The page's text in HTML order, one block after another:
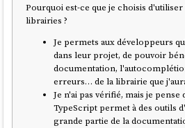
Pourquoi est-ce que je choisis
librairies ?
Je permets aux développeurs
dans leur projet, de pouvoir
documentation,
erreurs… de la librairie que
Je n'ai pas vérifié, mais je pense
TypeScript permet à des outils
grande partie de la